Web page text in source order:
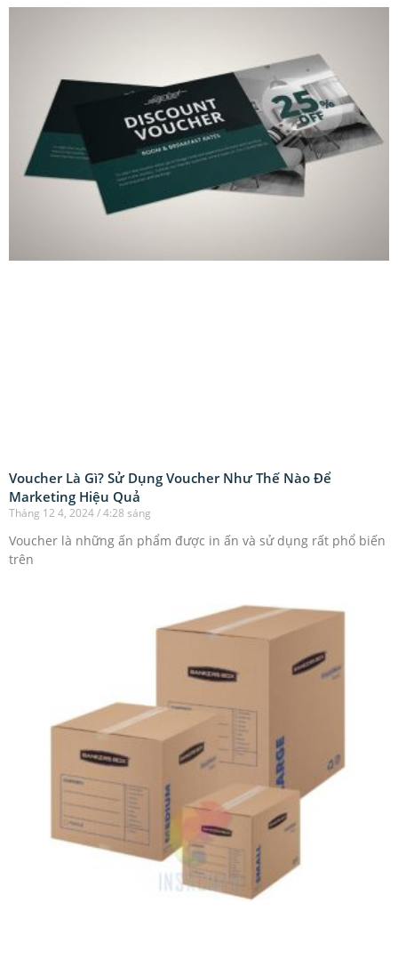
Voucher Là Gì? Sử Dụng Voucher Như Thế Nào Để
Marketing Hiệu Quả
Tháng 12 4, 2024 4:28 sáng
Voucher là những ấn phẩm được in ấn và sử dụng rất phổ biến
trên